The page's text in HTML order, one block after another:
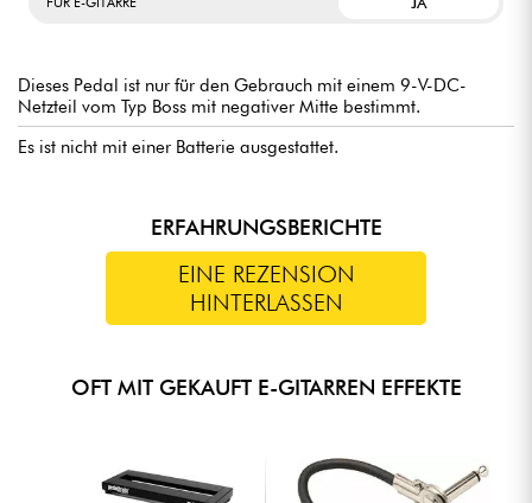
Dieses Pedal ist nur für den Gebrauch mit einem 9-V-DC-
Netzteil vom Typ Boss mit negativer Mitte bestimmt.
Es ist nicht mit einer Batterie ausgestattet.
ERFAHRUNGSBERICHTE
EINE REZENSION
HINTERLASSEN
OFT MIT GEKAUFT E-GITARREN EFFEKTE